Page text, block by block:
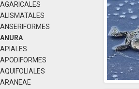
AGARICALES
ALISMATALES
ANSERIFORMES
ANURA
APIALES
APODIFORMES
AQUIFOLIALES
ARANEAE